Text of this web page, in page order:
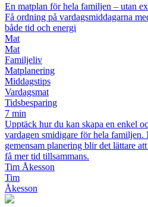
En matplan för hela familjen – utan
Få ordning på vardagsmiddagarna
både tid och energi
Mat
Mat
Familjeliv
Matplanering
Middagstips
Vardagsmat
Tidsbesparing
7 min
Upptäck hur du kan skapa en enkel
vardagen smidigare för hela familjen.
gemensam planering blir det lättare
få mer tid tillsammans.
Tim Åkesson
Tim
Åkesson